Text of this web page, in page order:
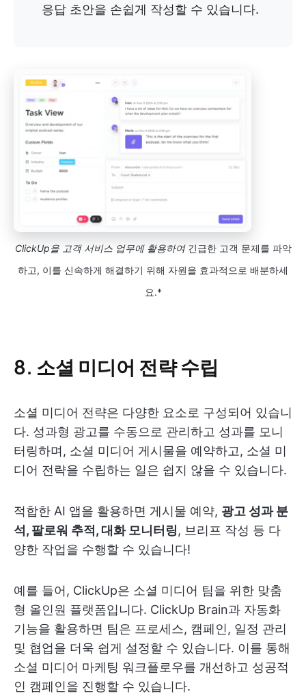
응답 초안을 손쉽게 작성할 수 있습니다.
ClickUp을 고객 서비스 업무에 활용하여 긴급한 고객 문제를 파악
하고, 이를 신속하게 해결하기 위해 자원을 효과적으로 배분하세
요.*
8. 소셜 미디어 전략 수립
소셜 미디어 전략은 다양한 요소로 구성되어 있습니
다. 성과형 광고를 수동으로 관리하고 성과를 모니
터링하며, 소셜 미디어 게시물을 예약하고, 소셜 미
디어 전략을 수립하는 일은 쉽지 않을 수 있습니다.
적합한 AI 앱을 활용하면 게시물 예약, 광고 성과 분
석, 팔로워 추적, 대화 모니터링, 브리프 작성 등 다
양한 작업을 수행할 수 있습니다!
예를 들어, ClickUp은 소셜 미디어 팀을 위한 맞춤
형 올인원 플랫폼입니다. ClickUp Brain과 자동화
기능을 활용하면 팀은 프로세스, 캠페인, 일정 관리
및 협업을 더욱 쉽게 설정할 수 있습니다. 이를 통해
소셜 미디어 마케팅 워크플로우를 개선하고 성공적
인 캠페인을 진행할 수 있습니다.